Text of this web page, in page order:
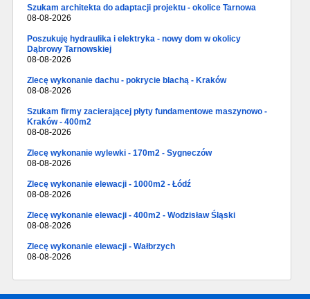
Szukam architekta do adaptacji projektu - okolice Tarnowa
08-08-2026
Poszukuję hydraulika i elektryka - nowy dom w okolicy
Dąbrowy Tarnowskiej
08-08-2026
Zlecę wykonanie dachu - pokrycie blachą - Kraków
08-08-2026
Szukam firmy zacierającej płyty fundamentowe maszynowo -
Kraków - 400m2
08-08-2026
Zlecę wykonanie wylewki - 170m2 - Sygneczów
08-08-2026
Zlecę wykonanie elewacji - 1000m2 - Łódź
08-08-2026
Zlecę wykonanie elewacji - 400m2 - Wodzisław Śląski
08-08-2026
Zlecę wykonanie elewacji - Wałbrzych
08-08-2026